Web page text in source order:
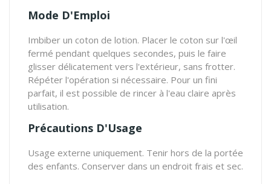
Mode D'Emploi
Imbiber un coton de lotion. Placer le coton sur l'œil
fermé pendant quelques secondes, puis le faire
glisser délicatement vers l'extérieur, sans frotter.
Répéter l'opération si nécessaire. Pour un fini
parfait, il est possible de rincer à l'eau claire après
utilisation.
Précautions D'Usage
Usage externe uniquement. Tenir hors de la portée
des enfants. Conserver dans un endroit frais et sec.